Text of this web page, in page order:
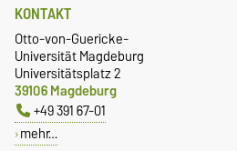
KONTAKT
Otto-von-Guericke-
Universität Magdeburg
Universitätsplatz 2
39106 Magdeburg
+49 391 67-01
mehr…